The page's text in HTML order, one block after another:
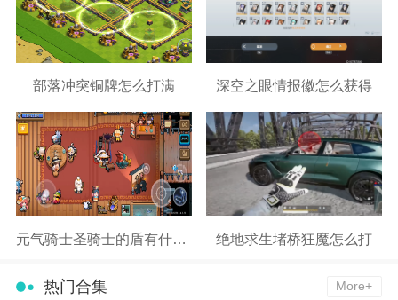
部落冲突铜牌怎么打满 深空之眼情报徽怎么获得
元气骑士圣骑士的盾有什么用 绝地求生堵桥狂魔怎么打
热门合集 More+